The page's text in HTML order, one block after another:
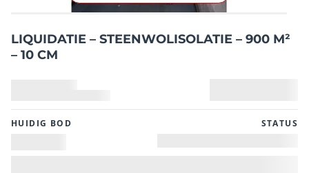
LIQUIDATIE – STEENWOLISOLATIE – 900 M²
– 10 CM
HUIDIG ​​BOD STATUS